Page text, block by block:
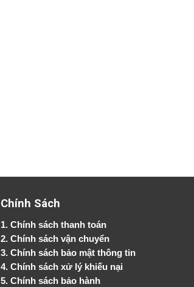
Chính Sách
1.Chính sách thanh toán
2.Chính sách vận chuyển
3. Chính sách bảo mật thông tin
4.Chính sách xử lý khiếu nại
5.Chính sách bảo hành